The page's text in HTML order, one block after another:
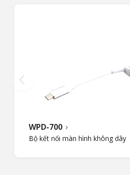
WPD-700
Bộ kết nối màn hình không dây